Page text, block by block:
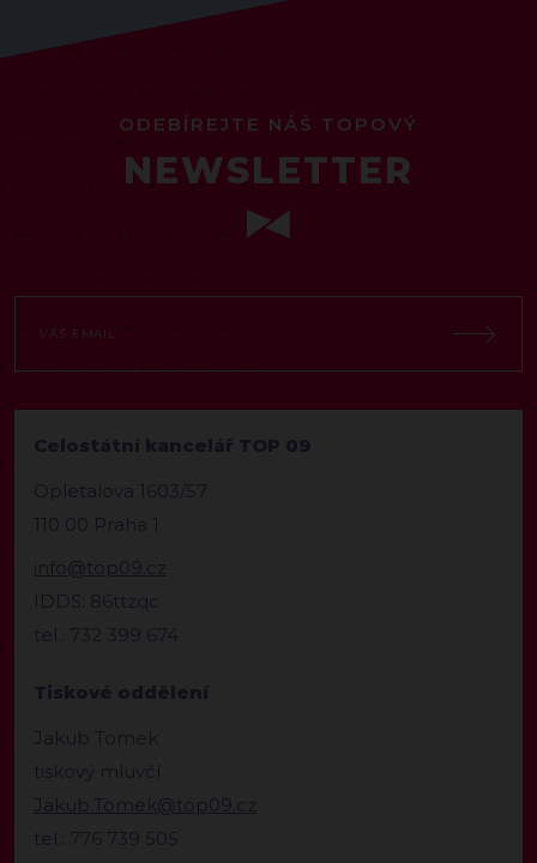
ODEBÍREJTE NÁŠ TOPOVÝ
NEWSLETTER
Celostátní kancelář TOP 09
Opletalova 1603/57
110 00 Praha 1
info@top09.cz
IDDS: 86ttzqc
tel.: 732 399 674
Tiskové oddělení
Jakub Tomek
tiskový mluvčí
Jakub.Tomek@top09.cz
tel.: 776 739 505